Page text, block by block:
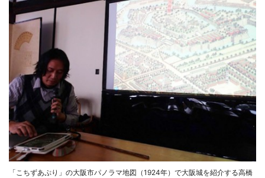
「こちずあぷり」の大阪市パノラマ地図（1924年）で大阪城を紹介する高橋